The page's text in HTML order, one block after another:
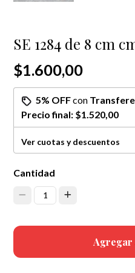
SE 1284 de 8 cm
$1.600,00
5% OFFcon
Precio final: $1.520,00
Ver cuotas y descuentos
Cantidad
1